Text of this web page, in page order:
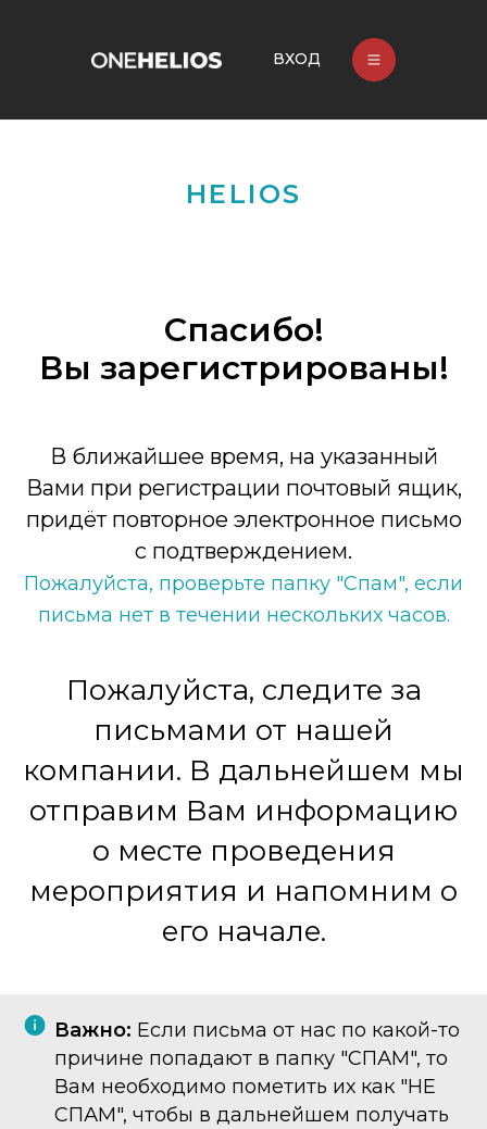
ВХОД
HELIOS
Спасибо!
Вы зарегистрированы!
В ближайшее время, на указанный
Вами при регистрации почтовый ящик,
придёт повторное электронное письмо
с подтверждением.
Пожалуйста, проверьте папку "Спам", если
письма нет в течении нескольких часов.
Пожалуйста, следите за
письмами от нашей
компании. В дальнейшем мы
отправим Вам информацию
о месте проведения
мероприятия и напомним о
его начале.
Важно: Если письма от нас по какой-то
причине попадают в папку "СПАМ", то
Вам необходимо пометить их как "НЕ
СПАМ", чтобы в дальнейшем получать